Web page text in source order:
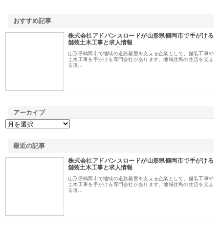
おすすめ記事
株式会社アドバンスロードが山形県鶴岡市で手がける
舗装土木工事と求人情報
山形県鶴岡市で地域の道路基盤を支える企業として、舗装工事や
土木工事を手がける専門会社があります。地域住民の生活を支え
る道…
アーカイブ
最近の記事
株式会社アドバンスロードが山形県鶴岡市で手がける
舗装土木工事と求人情報
山形県鶴岡市で地域の道路基盤を支える企業として、舗装工事や
土木工事を手がける専門会社があります。地域住民の生活を支え
る道…